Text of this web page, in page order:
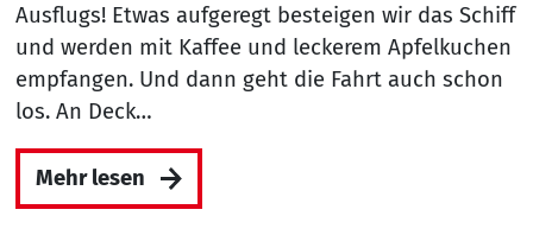
Ausflugs! Etwas aufgeregt besteigen wir das Schiff
und werden mit Kaffee und leckerem Apfelkuchen
empfangen. Und dann geht die Fahrt auch schon
los. An Deck…
Mehr lesen